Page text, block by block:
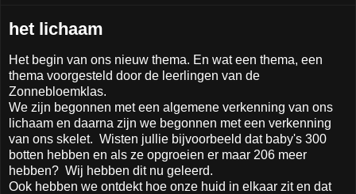
het lichaam
Het begin van ons nieuw thema. En wat een thema, een
thema voorgesteld door de leerlingen van de
Zonnebloemklas.
We zijn begonnen met een algemene verkenning van ons
lichaam en daarna zijn we begonnen met een verkenning
van ons skelet. Wisten jullie bijvoorbeeld dat baby's 300
botten hebben en als ze opgroeien er maar 206 meer
hebben? Wij hebben dit nu geleerd.
Ook hebben we ontdekt hoe onze huid in elkaar zit en dat